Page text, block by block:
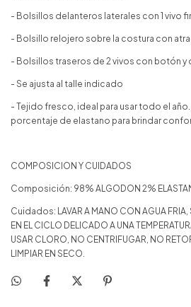
- Bolsillos delanteros laterales con 1 vivo
- Bolsillo relojero sobre la costura con
- Bolsillos traseros de 2 vivos con botón y
- Se ajusta al talle indicado
- Tejido fresco, ideal para usar todo el
porcentaje de elastano para brindar
COMPOSICION Y CUIDADOS
Composición: 98% ALGODON 2%
Cuidados: LAVAR A MANO CON AGUA FRIA,
EN EL CICLO DELICADO A UNA
USAR CLORO, NO CENTRIFUGAR, NO
LIMPIAR EN SECO.